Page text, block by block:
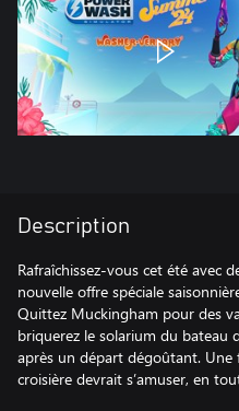
Description
Rafraîchissez-vous cet été avec
nouvelle offre spéciale
Quittez Muckingham pour des
briquerez le solarium du bateau
après un départ dégoûtant. Une
croisière devrait s’amuser, en